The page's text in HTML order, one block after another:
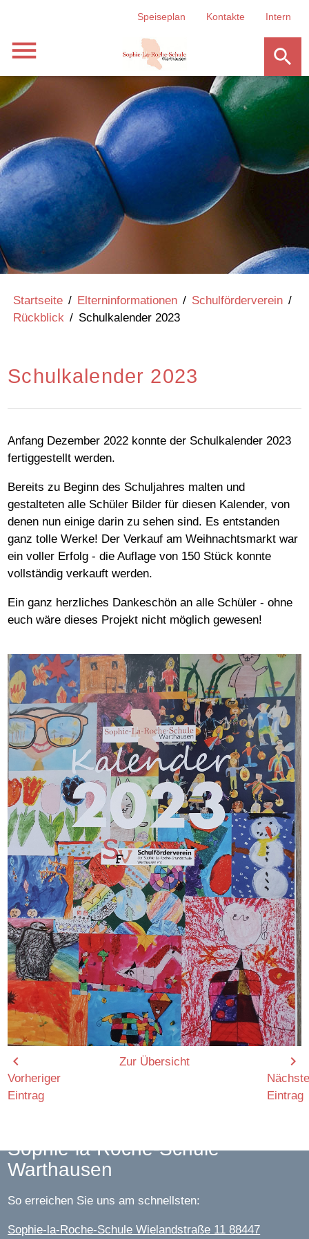
Speiseplan Kontakte Intern
search
menu
Startseite / Elterninformationen / Schulförderverein /
Rückblick / Schulkalender 2023
Schulkalender 2023
Anfang Dezember 2022 konnte der Schulkalender 2023
fertiggestellt werden.
Bereits zu Beginn des Schuljahres malten und
gestalteten alle Schüler Bilder für diesen Kalender, von
denen nun einige darin zu sehen sind. Es entstanden
ganz tolle Werke! Der Verkauf am Weihnachtsmarkt war
ein voller Erfolg - die Auflage von 150 Stück konnte
vollständig verkauft werden.
Ein ganz herzliches Dankeschön an alle Schüler - ohne
euch wäre dieses Projekt nicht möglich gewesen!
chevron_left
Vorheriger
Eintrag
Zur Übersicht chevron_right
Eintrag
Sophie-la-Roche-Schule
Warthausen
So erreichen Sie uns am schnellsten:
Sophie-la-Roche-Schule Wielandstraße 11 88447